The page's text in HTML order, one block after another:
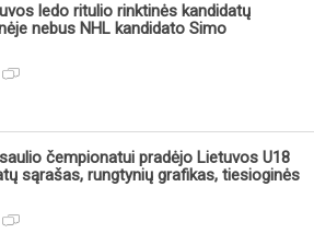
ledo ritulio rinktinės kandidatų
nebus NHL kandidato Simo
čempionatui pradėjo Lietuvos U18
sąrašas, rungtynių grafikas, tiesioginės